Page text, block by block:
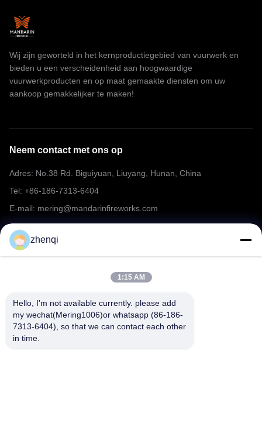
Wij zijn geworteld in het kernproductiegebied van vuurwerk en
bieden u een verscheidenheid aan hoogwaardige
vuurwerkproducten en op maat gemaakte diensten om uw
aankoop gemakkelijker te maken!
Neem contact met ons op
Adres: No.38 Rd. Biguiyuan, Liuyang, Hunan, China
Tel: +86-186-7313-6404
E-mail: mering@mandarinfireworks.com
Volg ons.
Snelle links
zhenqi
1:15 AM
Hello, I'm not available currently. please add
my wechat(Mering1006)or whatsapp (86-186-
7313-6404), so that we can contact each other
in time.